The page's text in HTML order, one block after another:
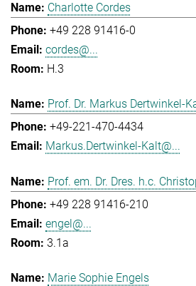
Charlotte Cordes
+49 228 91416-0
cordes@...
H.3
Prof. Dr. Markus Dertwinkel-
+49-221-470-4434
Markus.Dertwinkel-Kalt@...
Prof. em. Dr. Dres. h.c.
+49 228 91416-210
engel@...
3.1a
Marie Sophie Engels